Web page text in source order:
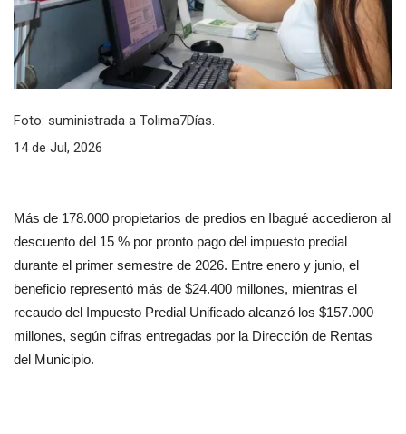
Foto: suministrada a Tolima7Días.
14 de Jul, 2026
Más de 178.000 propietarios de predios en Ibagué accedieron al
descuento del 15 % por pronto pago del impuesto predial
durante el primer semestre de 2026. Entre enero y junio, el
beneficio representó más de $24.400 millones, mientras el
recaudo del Impuesto Predial Unificado alcanzó los $157.000
millones, según cifras entregadas por la Dirección de Rentas
del Municipio.